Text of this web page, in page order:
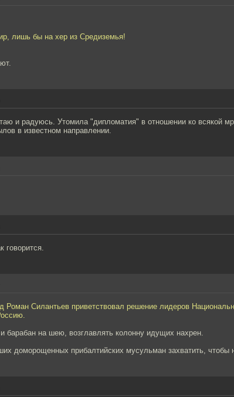
лишь бы на хер из Средиземья!
и радуюсь. Утомила "дипломатия" в отношении ко всякой
в известном направлении.
говорится.
Роман Силантьев приветствовал решение лидеров
барабан на шею, возглавлять колонну идущих нахрен.
доморощенных прибалтийских мусульман захватить, чтобы